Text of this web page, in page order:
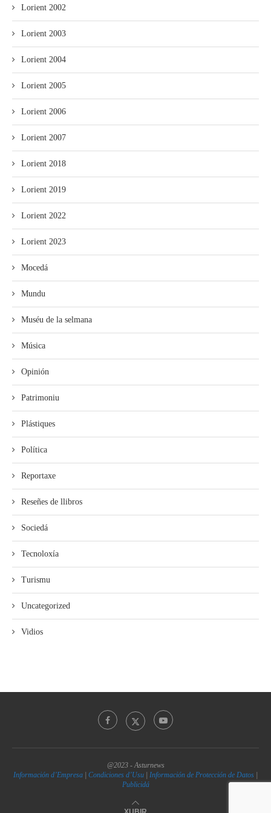
Lorient 2002
Lorient 2003
Lorient 2004
Lorient 2005
Lorient 2006
Lorient 2007
Lorient 2018
Lorient 2019
Lorient 2022
Lorient 2023
Mocedá
Mundu
Muséu de la selmana
Música
Opinión
Patrimoniu
Plástiques
Política
Reportaxe
Reseñes de llibros
Sociedá
Tecnoloxía
Turismu
Uncategorized
Vidios
@2023 - Asturnews
Información d’Empresa | Condiciones d’Usu | Información de Protección de Datos |
Publicidá